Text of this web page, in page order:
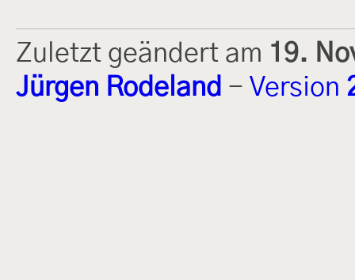
Zuletzt geändert am 19.
Jürgen Rodeland - Version